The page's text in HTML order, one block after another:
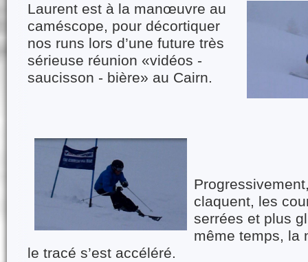
Laurent est à la manœuvre au
caméscope, pour décortiquer
nos runs lors d’une future très
sérieuse réunion «vidéos -
saucisson - bière» au Cairn.
claquent, les
serrées et plus
même temps, la
le tracé s’est accéléré.